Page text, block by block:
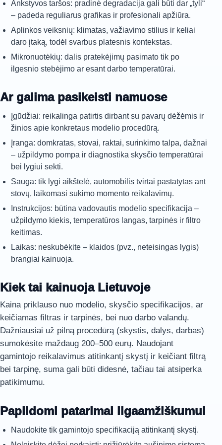
Ankstyvos taršos: pradinė degradacija gali būti dar „tyli“
– padeda reguliarus grafikas ir profesionali apžiūra.
Aplinkos veiksnių: klimatas, važiavimo stilius ir keliai
daro įtaką, todėl svarbus platesnis kontekstas.
Mikronuotėkių: dalis pratekėjimų pasimato tik po
ilgesnio stebėjimo ar esant darbo temperatūrai.
Ar galima pasikeisti namuose
Įgūdžiai: reikalinga patirtis dirbant su pavarų dėžėmis ir
žinios apie konkretaus modelio procedūrą.
Įranga: domkratas, stovai, raktai, surinkimo talpa, dažnai
– užpildymo pompa ir diagnostika skysčio temperatūrai
bei lygiui sekti.
Sauga: tik lygi aikštelė, automobilis tvirtai pastatytas ant
stovų, laikomasi sukimo momento reikalavimų.
Instrukcijos: būtina vadovautis modelio specifikacija –
užpildymo kiekis, temperatūros langas, tarpinės ir filtro
keitimas.
Laikas: neskubėkite – klaidos (pvz., neteisingas lygis)
brangiai kainuoja.
Kiek tai kainuoja Lietuvoje
Kaina priklauso nuo modelio, skysčio specifikacijos, ar
keičiamas filtras ir tarpinės, bei nuo darbo valandų.
Dažniausiai už pilną procedūrą (skystis, dalys, darbas)
sumokėsite maždaug 200–500 eurų. Naudojant
gamintojo reikalavimus atitinkantį skystį ir keičiant filtrą
bei tarpinę, suma gali būti didesnė, tačiau tai atsiperka
patikimumu.
Papildomi patarimai ilgaamžiškumui
Naudokite tik gamintojo specifikaciją atitinkantį skystį.